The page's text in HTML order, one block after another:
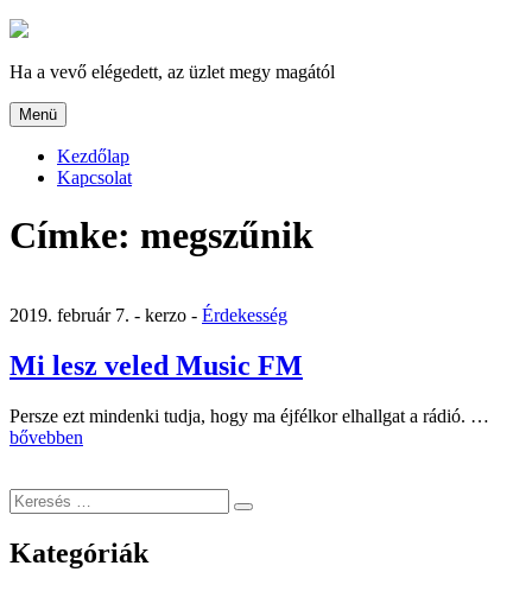
Tartalomhoz
Ha a vevő elégedett, az üzlet megy magától
Menü
Kezdőlap
Kapcsolat
Címke: megszűnik
2019. február 7. - kerzo - Érdekesség
Mi lesz veled Music FM
Persze ezt mindenki tudja, hogy ma éjfélkor elhallgat a rádió. …
bővebben
Keresés
a
következő
kifejezésre:
Keresés
Kategóriák